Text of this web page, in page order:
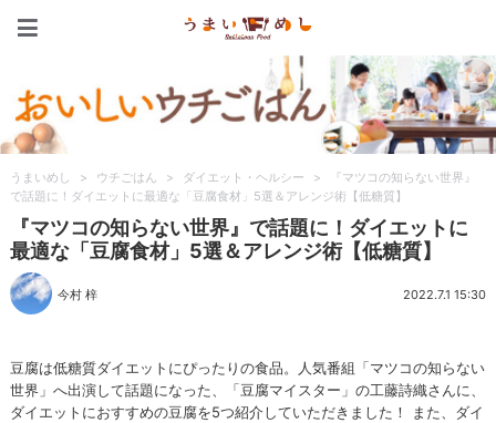
うまいめし > ウチごはん > ダイエット・ヘルシー >
『マツコの知らない世界』
で話題に！ダイエットに最適な「豆腐食材」5選＆アレンジ術【低糖質】
『マツコの知らない世界』で話題に！ダイエットに
最適な「豆腐食材」5選＆アレンジ術【低糖質】
今村 梓 2022.7.1 15:30
豆腐は低糖質ダイエットにぴったりの食品。人気番組「マツコの知らない
世界」へ出演して話題になった、「豆腐マイスター」の工藤詩織さんに、
ダイエットにおすすめの豆腐を5つ紹介していただきました！ また、ダイ